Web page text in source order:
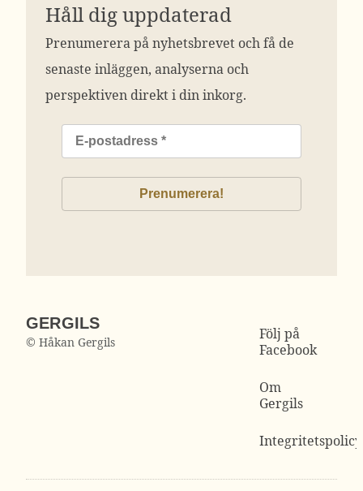
Håll dig uppdaterad
Prenumerera på nyhetsbrevet och få de
senaste inläggen, analyserna och
perspektiven direkt i din inkorg.
GERGILS
© Håkan Gergils
Följ på
Facebook
Om
Gergils
Integritetspolicy